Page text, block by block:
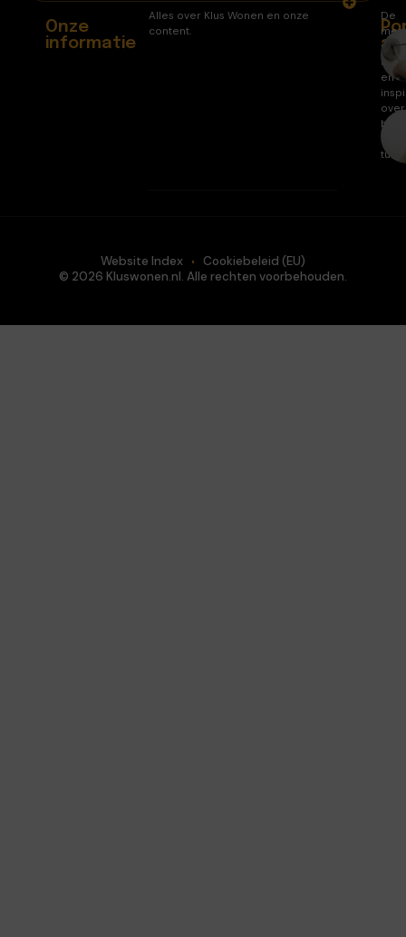
Onze
informatie
Alles over Klus Wonen en onze
content.
De
en
over
huis
en
tuin.
© 2026 Kluswonen.nl. Alle rechten voorbehouden.
Website Index Cookiebeleid (EU)